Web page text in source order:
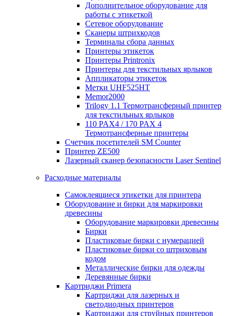
Дополнительное оборудование для
работы с этикеткой
Сетевое оборудование
Сканеры штрихкодов
Терминалы сбора данных
Принтеры этикеток
Принтеры Printronix
Принтеры для текстильных ярлыков
Аппликаторы этикеток
Метки UHF525HT
Memor2000
Trilogy 1.1 Термотрансферный принтер
для текстильных ярлыков
110 PAX4 / 170 PAX 4
Термотрансферные принтеры
Счетчик посетителей SM Counter
Принтер ZE500
Лазерный сканер безопасности Laser Sentinel
Расходные материалы
Самоклеящиеся этикетки для принтера
Оборудование и бирки для маркировки
древесины
Оборудование маркировки древесины
Бирки
Пластиковые бирки с нумерацией
Пластиковые бирки со штриховым
кодом
Металлические бирки для одежды
Деревянные бирки
Картриджи Primera
Картриджи для лазерных и
светодиодных принтеров
Картриджи для струйных принтеров